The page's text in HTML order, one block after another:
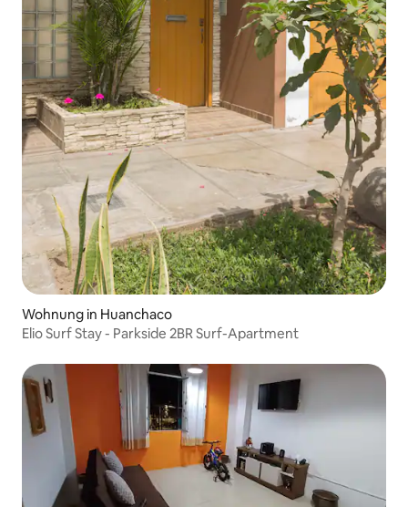
Wohnung in Huanchaco
Elio Surf Stay - Parkside 2BR Surf-Apartment